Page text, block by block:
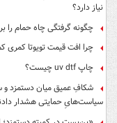
نیاز دارد؟
چگونه گرفتگی چاه حمام را
چرا افت قیمت تویوتا
چاپ uv dtf چیست؟
شکافِ عمیق میان دستمزد و
سیاست‌هایِ حمایتی هشدار